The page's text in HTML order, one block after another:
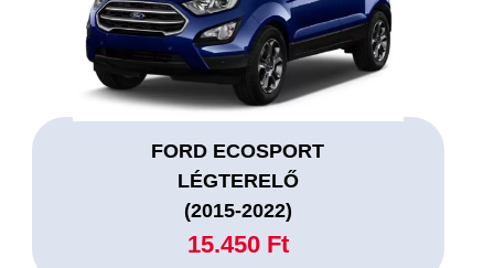
FORD ECOSPORT
LÉGTERELŐ
(2015-2022)
15.450 Ft